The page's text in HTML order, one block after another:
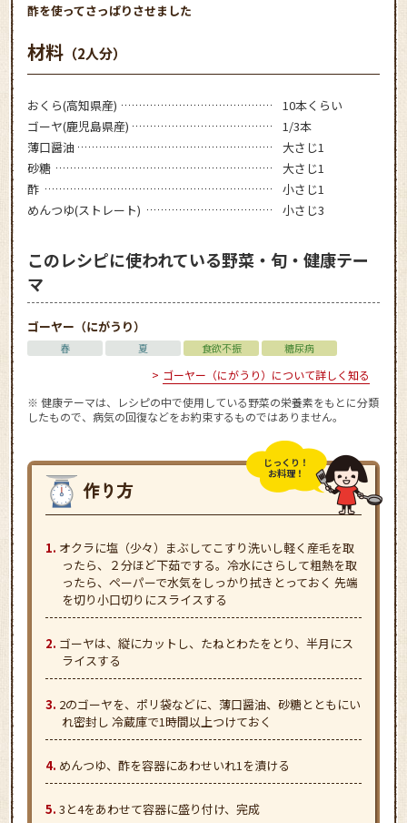
酢を使ってさっぱりさせました
材料 （2人分）
おくら(高知県産)
10本くらい
ゴーヤ(鹿児島県産)
1/3本
薄口醤油
大さじ1
砂糖
大さじ1
酢
小さじ1
めんつゆ(ストレート)
小さじ3
このレシピに使われている野菜・旬・健康テー
マ
ゴーヤー（にがうり）
春 夏 食欲不振 糖尿病
ゴーヤー（にがうり）について詳しく知る
※ 健康テーマは、レシピの中で使用している野菜の栄養素をもとに分類
したもので、病気の回復などをお約束するものではありません。
じっくり！
お料理！
オクラに塩（少々）まぶしてこすり洗いし軽く産毛を取
ったら、２分ほど下茹でする。冷水にさらして粗熱を取
ったら、ペーパーで水気をしっかり拭きとっておく 先端
を切り小口切りにスライスする
ゴーヤは、縦にカットし、たねとわたをとり、半月にス
ライスする
2のゴーヤを、ポリ袋などに、薄口醤油、砂糖とともにい
れ密封し 冷蔵庫で1時間以上つけておく
めんつゆ、酢を容器にあわせいれ1を漬ける
3と4をあわせて容器に盛り付け、完成